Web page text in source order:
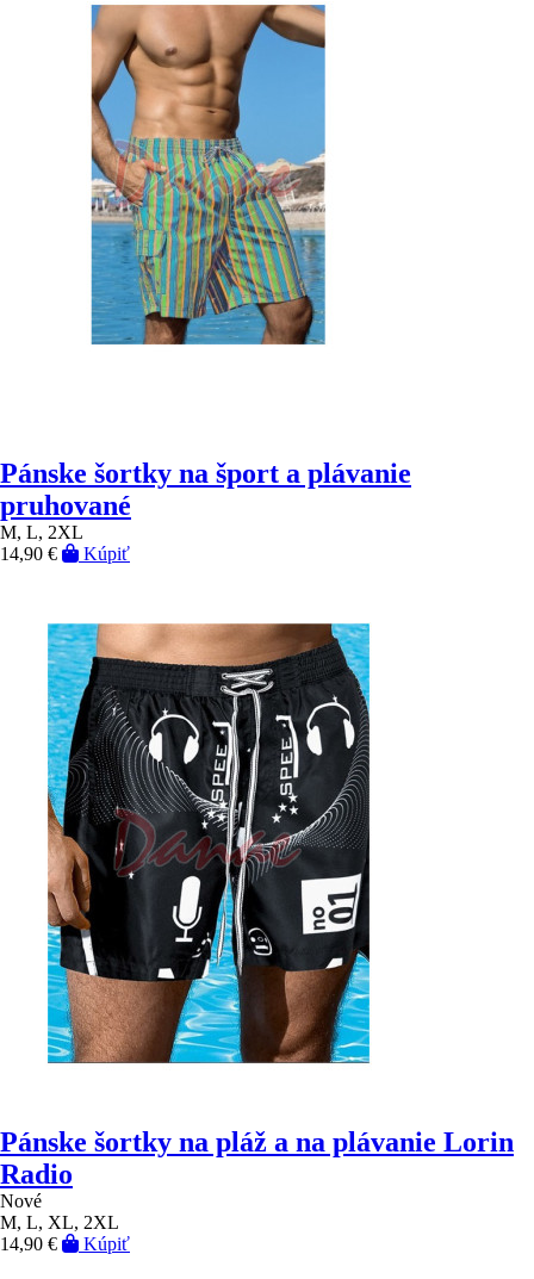
Pánske šortky na šport a plávanie
pruhované
M, L, 2XL
14,90 €
Kúpiť
Pánske šortky na pláž a na plávanie Lorin
Radio
Nové
M, L, XL, 2XL
14,90 €
Kúpiť